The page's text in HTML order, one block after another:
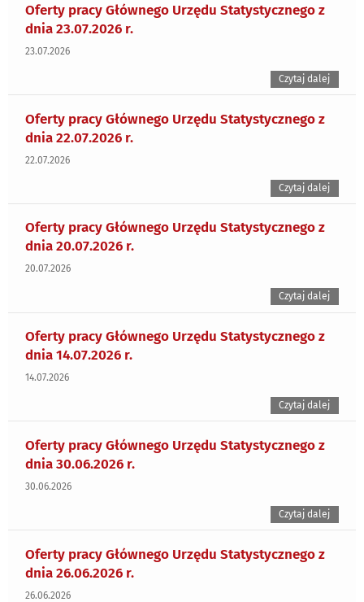
Oferty pracy Głównego Urzędu Statystycznego z
dnia 23.07.2026 r.
23.07.2026
Czytaj dalej
Oferty pracy Głównego Urzędu Statystycznego z
dnia 22.07.2026 r.
22.07.2026
Czytaj dalej
Oferty pracy Głównego Urzędu Statystycznego z
dnia 20.07.2026 r.
20.07.2026
Czytaj dalej
Oferty pracy Głównego Urzędu Statystycznego z
dnia 14.07.2026 r.
14.07.2026
Czytaj dalej
Oferty pracy Głównego Urzędu Statystycznego z
dnia 30.06.2026 r.
30.06.2026
Czytaj dalej
Oferty pracy Głównego Urzędu Statystycznego z
dnia 26.06.2026 r.
26.06.2026